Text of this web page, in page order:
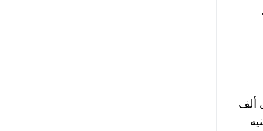
بحد أدنى ألف
يبدأ بـ 5 آلاف جنيه